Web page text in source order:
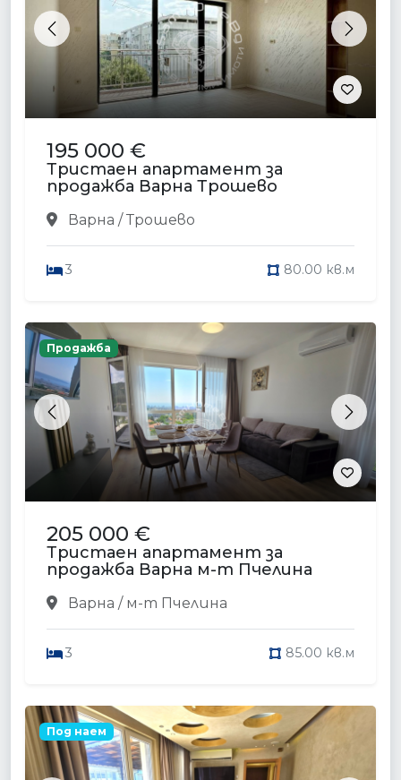
Previous Next
195 000 €
Тристаен апартамент за
продажба Варна Трошево
Варна / Трошево
3 80.00 кв.м
Previous Next
Продажба
205 000 €
Тристаен апартамент за
продажба Варна м-т Пчелина
Варна / м-т Пчелина
3 85.00 кв.м
Под наем